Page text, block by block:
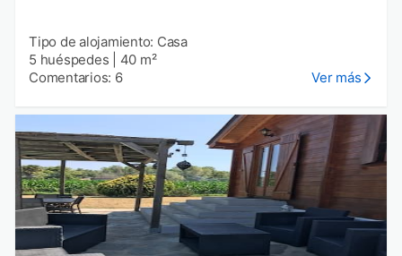
Tipo de alojamiento: Casa
5 huéspedes
40 m²
Comentarios: 6
Ver más